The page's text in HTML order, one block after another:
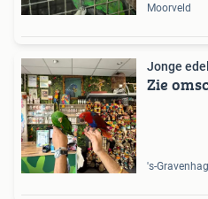
Moorveld
Jonge
Zie
's-